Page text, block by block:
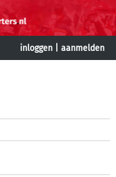
inloggen aanmelden